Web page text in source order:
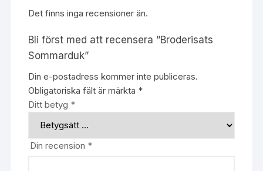
Det finns inga recensioner än.
Bli först med att recensera ”Broderisats
Sommarduk”
Din e-postadress kommer inte publiceras.
Obligatoriska fält är märkta *
Ditt betyg *
Din recension *